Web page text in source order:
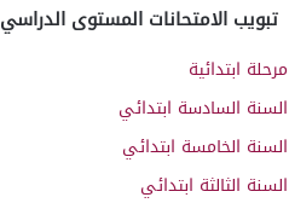
تبويب الامتحانات المستوى الدراسي
مرحلة ابتدائية
السنة السادسة ابتدائي
السنة الخامسة ابتدائي
السنة الثالثة ابتدائي